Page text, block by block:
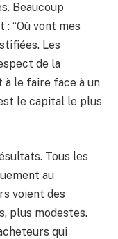
Beaucoup
“Où vont mes
Les
de la
le faire face à un
le capital le plus
Tous les
au
voient des
plus modestes.
qui